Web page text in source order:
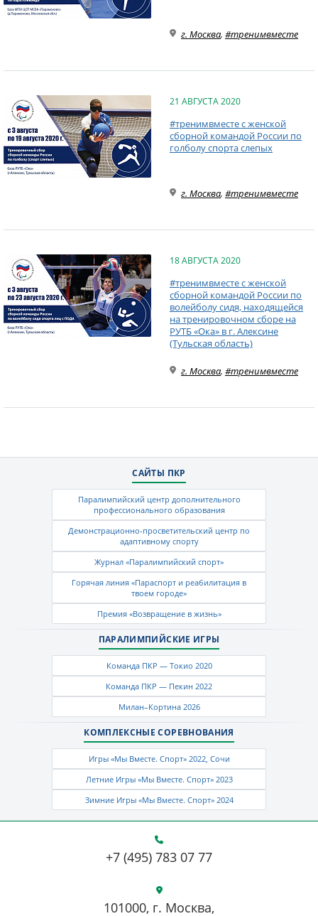
г. Москва, #тренимвместе
21 АВГУСТА 2020
#тренимвместе с женской
сборной командой России по
голболу спорта слепых
г. Москва, #тренимвместе
18 АВГУСТА 2020
#тренимвместе с женской
сборной командой России по
волейболу сидя, находящейся
на тренировочном сборе на
РУТБ «Ока» в г. Алексине
(Тульская область)
г. Москва, #тренимвместе
САЙТЫ ПКР
Паралимпийский центр дополнительного
профессионального образования
Демонстрационно-просветительский центр по
адаптивному спорту
Журнал «Паралимпийский спорт»
Горячая линия «Параспорт и реабилитация в
твоем городе»
Премия «Возвращение в жизнь»
ПАРАЛИМПИЙСКИЕ ИГРЫ
Команда ПКР — Токио 2020
Команда ПКР — Пекин 2022
Милан–Кортина 2026
КОМПЛЕКСНЫЕ СОРЕВНОВАНИЯ
Игры «Мы Вместе. Спорт» 2022, Сочи
Летние Игры «Мы Вместе. Спорт» 2023
Зимние Игры «Мы Вместе. Спорт» 2024
+7 (495) 783 07 77
101000, г. Москва,